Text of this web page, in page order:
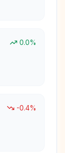
0.0%
-0.4%